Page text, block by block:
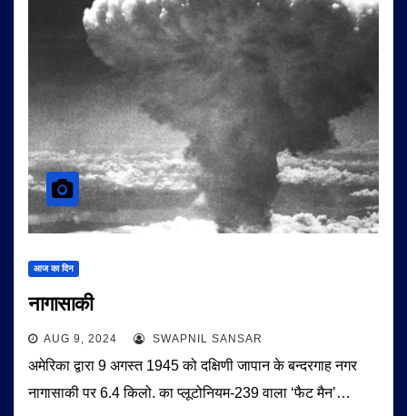
आज का दिन
नागासाकी
AUG 9, 2024 SWAPNIL SANSAR
अमेरिका द्वारा 9 अगस्त 1945 को दक्षिणी जापान के बन्दरगाह नगर
नागासाकी पर 6.4 किलो. का प्लूटोनियम-239 वाला ‘फैट मैन’…